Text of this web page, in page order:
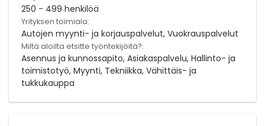
250 - 499 henkilöä
Yrityksen toimiala:
Autojen myynti- ja korjauspalvelut, Vuokrauspalvelut
Miltä aloilta etsitte työntekijöitä?:
Asennus ja kunnossapito, Asiakaspalvelu, Hallinto- ja
toimistotyö, Myynti, Tekniikka, Vähittäis- ja
tukkukauppa